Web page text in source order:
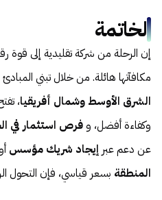
الخاتمة
إن الرحلة من شركة تقليدية إلى قوة
مكافآتها هائلة. من خلال تبني
الشرق الأوسط وشمال أفريقيا،
وكفاءة أفضل، وفرص استثمار في
عن دعم عبر إيجاد شريك مؤسس
المنطقة بسعر قياسي، فإن التحول